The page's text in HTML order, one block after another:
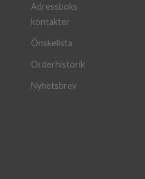
Adressboks
kontakter
Önskelista
Orderhistorik
Nyhetsbrev